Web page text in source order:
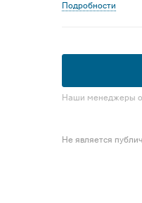
Подробности
Наши менеджеры
Не является